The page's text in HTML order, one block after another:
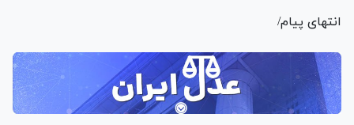
انتهای پیام/